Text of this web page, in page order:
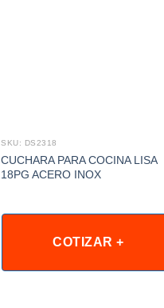
SKU: DS2318
CUCHARA PARA COCINA LISA
18PG ACERO INOX
COTIZAR +